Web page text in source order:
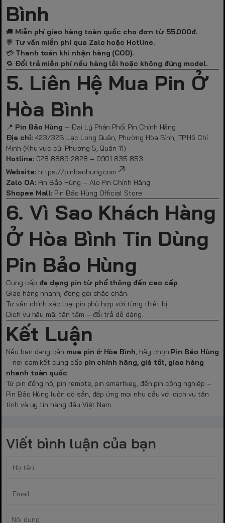
Bình
🚚 Miễn phí giao hàng toàn quốc cho đơn từ 55.000đ.
💬 Tư vấn miễn phí qua Zalo hoặc Hotline.
💳 Thanh toán khi nhận hàng (COD).
🔁 Đổi trả miễn phí nếu hàng lỗi hoặc không đúng model.
5. Liên Hệ Mua Pin Ở
Hòa Bình
📍 Pin Bảo Hùng – Đại Lý Phân Phối Pin Chính Hãng
Địa chỉ:423/32B Lạc Long Quân, Phường Hòa Bình, TP.Hồ Chí
Minh (Khu vực cũ: Phường 5, Quận 11)
Hotline:028 8889 2828 – 0901 835 853
Website: https://pinbaohung.com
Zalo OA:Pin Bảo Hùng – Alo Pin Chính Hãng
Shopee Mall: Pin Bảo Hùng Official Store
6. Vì Sao Khách Hàng
Ở Hòa Bình Tin Dùng
Pin Bảo Hùng
Cung cấp đa dạng pin từ phổ thông đến cao cấp.
Giao hàng nhanh, đóng gói chắc chắn.
Tư vấn chính xác loại pin phù hợp với từng thiết bị.
Dịch vụ hậu mãi tận tâm – đổi trả dễ dàng.
Kết Luận
Nếu bạn đang cần mua pin ở Hòa Bình, hãy chọn Pin Bảo Hùng
– nơi cam kết cung cấp pin chính hãng, giá tốt, giao hàng
nhanh toàn quốc.
Từ pin đồng hồ, pin remote, pin smartkey, đến pin công nghiệp –
Pin Bảo Hùng luôn có sẵn, đáp ứng mọi nhu cầu với dịch vụ tận
tình và uy tín hàng đầu Việt Nam.
Viết bình luận của bạn